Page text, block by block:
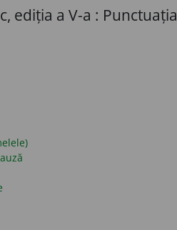
ediția a V-a : Punctuația